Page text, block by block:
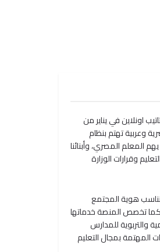
اونلاين في يناير من
مصرية وعربية تهتم بنظام
المعلم المصري، وأبنائنا
وقرارات الوزارة
هوية المجتمع
كما تخصص المنصة خدماتها
والتربوية للمدارس
المهتمة بمجال التعليم